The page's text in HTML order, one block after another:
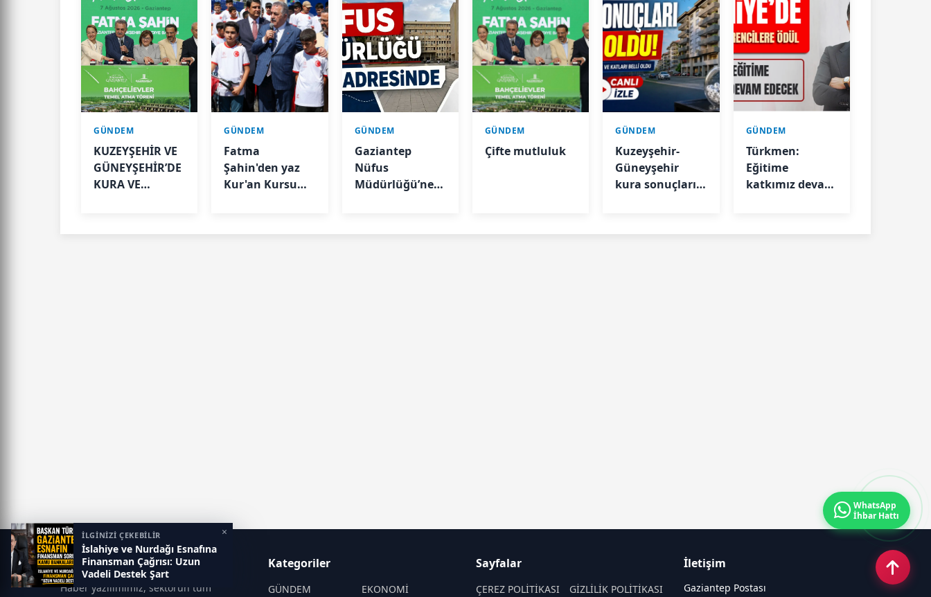
GÜNDEM
KUZEYŞEHİR VE
GÜNEYŞEHİR’DE
KURA VE
GÜNDEM
Fatma
Şahin'den yaz
Kur'an Kursu
GÜNDEM
Gaziantep
Nüfus
Müdürlüğü’ne
GÜNDEM
Çifte mutluluk
GÜNDEM
Kuzeyşehir-
Güneyşehir
kura sonuçları
GÜNDEM
Türkmen:
Eğitime
katkımız devam
İLGİNİZİ ÇEKEBİLİR
İslahiye ve Nurdağı Esnafına
Finansman Çağrısı: Uzun
Vadeli Destek Şart
×
Gaziantep Postası
Haber yazılımımız, sektörün tüm
Kategoriler
GÜNDEM EKONOMİ
Sayfalar
ÇEREZ POLİTİKASI GİZLİLİK POLİTİKASI
İletişim
Gaziantep Postası
WhatsApp
İhbar Hattı